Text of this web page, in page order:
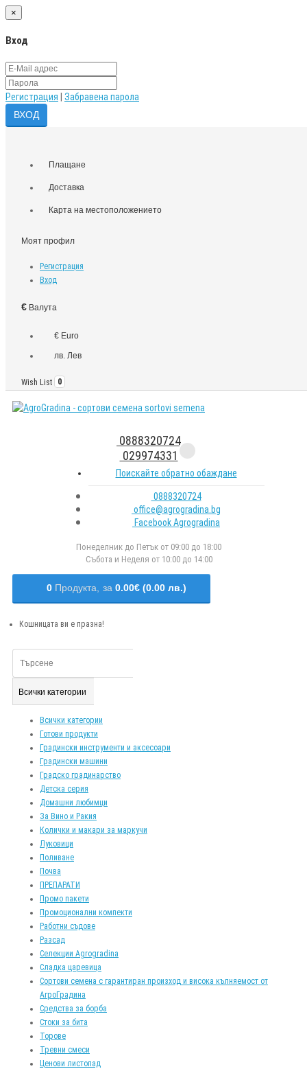
×
Вход
Регистрация Забравена парола
Плащане
Доставка
Карта на местоположението
Моят профил
Регистрация
Вход
€ Валута
€ Euro
лв. Лев
Wish List 0
0888320724
029974331
Поискайте обратно обаждане
0888320724
office@agrogradina.bg
Facebook Agrogradina
Понеделник до Петък от 09:00 до 18:00
Събота и Неделя от 10:00 до 14:00
0 Продукта, за 0.00€ (0.00 лв.)
Кошницата ви е празна!
Всички категории
Всички категории
Готови продукти
Градински инструменти и аксесоари
Градински машини
Градско градинарство
Детска серия
Домашни любимци
За Вино и Ракия
Колички и макари за маркучи
Луковици
Поливане
Почва
ПРЕПАРАТИ
Промо пакети
Промоционални компекти
Работни съдове
Разсад
Селекции Agrogradina
Сладка царевица
Сортови семена с гарантиран произход и висока кълняемост от
АгроГрадина
Средства за борба
Стоки за бита
Торове
Тревни смеси
Ценови листопад